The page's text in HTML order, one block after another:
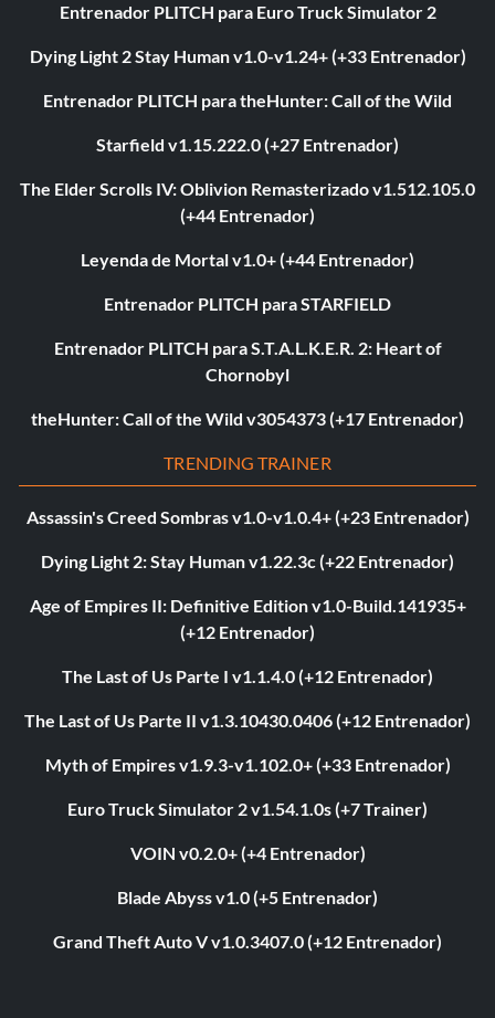
Entrenador PLITCH para Euro Truck Simulator 2
Dying Light 2 Stay Human v1.0-v1.24+ (+33 Entrenador)
Entrenador PLITCH para theHunter: Call of the Wild
Starfield v1.15.222.0 (+27 Entrenador)
The Elder Scrolls IV: Oblivion Remasterizado v1.512.105.0
(+44 Entrenador)
Leyenda de Mortal v1.0+ (+44 Entrenador)
Entrenador PLITCH para STARFIELD
Entrenador PLITCH para S.T.A.L.K.E.R. 2: Heart of
Chornobyl
theHunter: Call of the Wild v3054373 (+17 Entrenador)
TRENDING TRAINER
Assassin's Creed Sombras v1.0-v1.0.4+ (+23 Entrenador)
Dying Light 2: Stay Human v1.22.3c (+22 Entrenador)
Age of Empires II: Definitive Edition v1.0-Build.141935+
(+12 Entrenador)
The Last of Us Parte I v1.1.4.0 (+12 Entrenador)
The Last of Us Parte II v1.3.10430.0406 (+12 Entrenador)
Myth of Empires v1.9.3-v1.102.0+ (+33 Entrenador)
Euro Truck Simulator 2 v1.54.1.0s (+7 Trainer)
VOIN v0.2.0+ (+4 Entrenador)
Blade Abyss v1.0 (+5 Entrenador)
Grand Theft Auto V v1.0.3407.0 (+12 Entrenador)